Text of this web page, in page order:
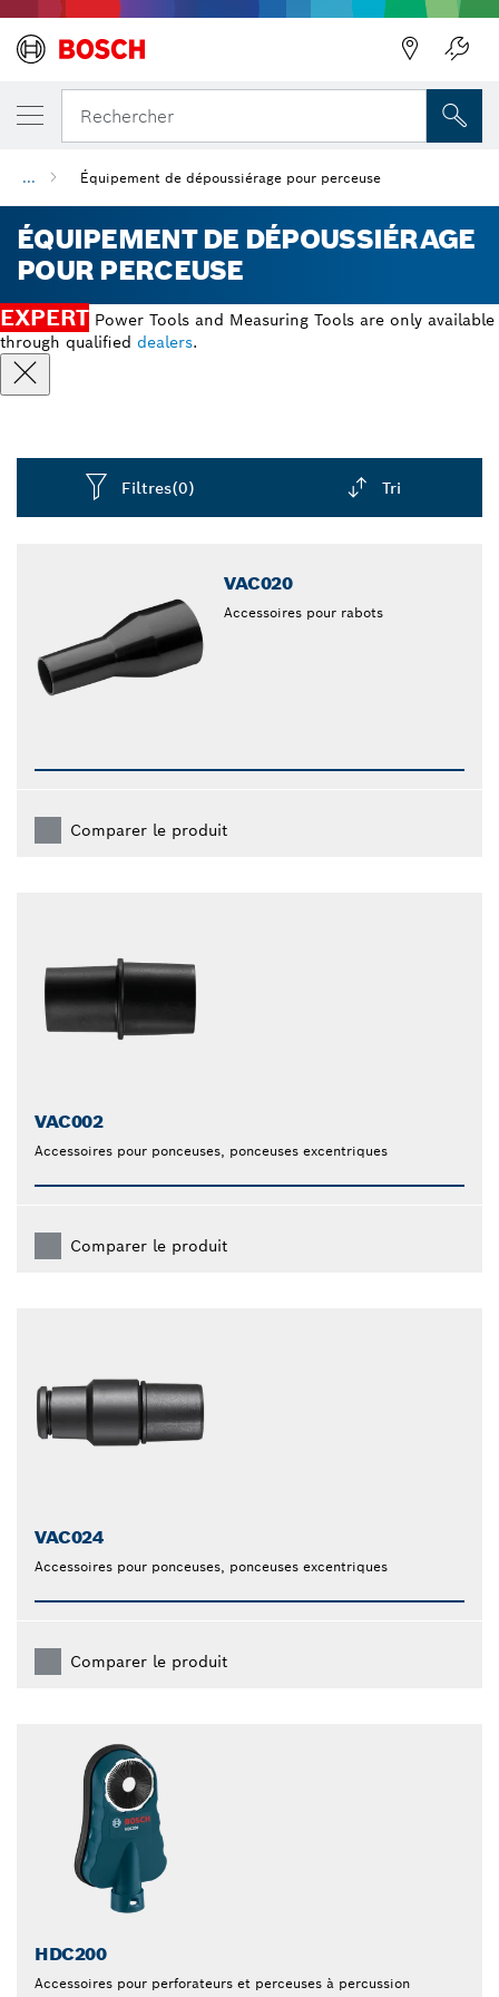
Rechercher
... Équipement de dépoussiérage pour perceuse
ÉQUIPEMENT DE DÉPOUSSIÉRAGE
POUR PERCEUSE
EXPERT Power Tools and Measuring Tools are only available
through qualified dealers.
Filtres(0) Tri
VAC020
Accessoires pour rabots
Comparer le produit
VAC002
Accessoires pour ponceuses, ponceuses excentriques
Comparer le produit
VAC024
Accessoires pour ponceuses, ponceuses excentriques
Comparer le produit
HDC200
Accessoires pour perforateurs et perceuses à percussion